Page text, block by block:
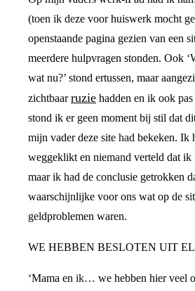
(toen ik deze voor huiswerk mocht
openstaande pagina gezien van een
meerdere hulpvragen stonden. Ook
wat nu?’ stond ertussen, maar
zichtbaarruzie hadden en ik ook
stond ik er geen moment bij stil dat
mijn vader deze site had bekeken. Ik
weggeklikt en niemand verteld dat ik
maar ik had de conclusie getrokken
waarschijnlijke voor ons wat op de
geldproblemen waren.
WE HEBBEN BESLOTEN UIT
‘Mama en ik… we hebben hier veel